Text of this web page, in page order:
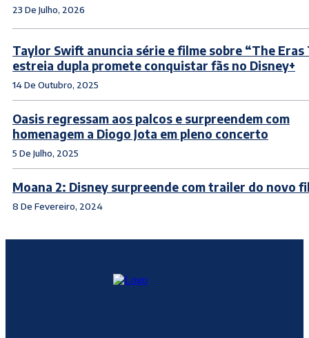
23 De Julho, 2026
Taylor Swift anuncia série e filme sobre “The
estreia dupla promete conquistar fãs no Disney+
14 De Outubro, 2025
Oasis regressam aos palcos e surpreendem com
homenagem a Diogo Jota em pleno concerto
5 De Julho, 2025
Moana 2: Disney surpreende com trailer do novo
8 De Fevereiro, 2024